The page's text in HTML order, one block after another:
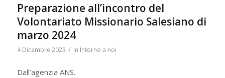
Preparazione all’incontro del
Volontariato Missionario Salesiano di
marzo 2024
4 Dicembre 2023 / in Intorno a noi
Dall’agenzia ANS.